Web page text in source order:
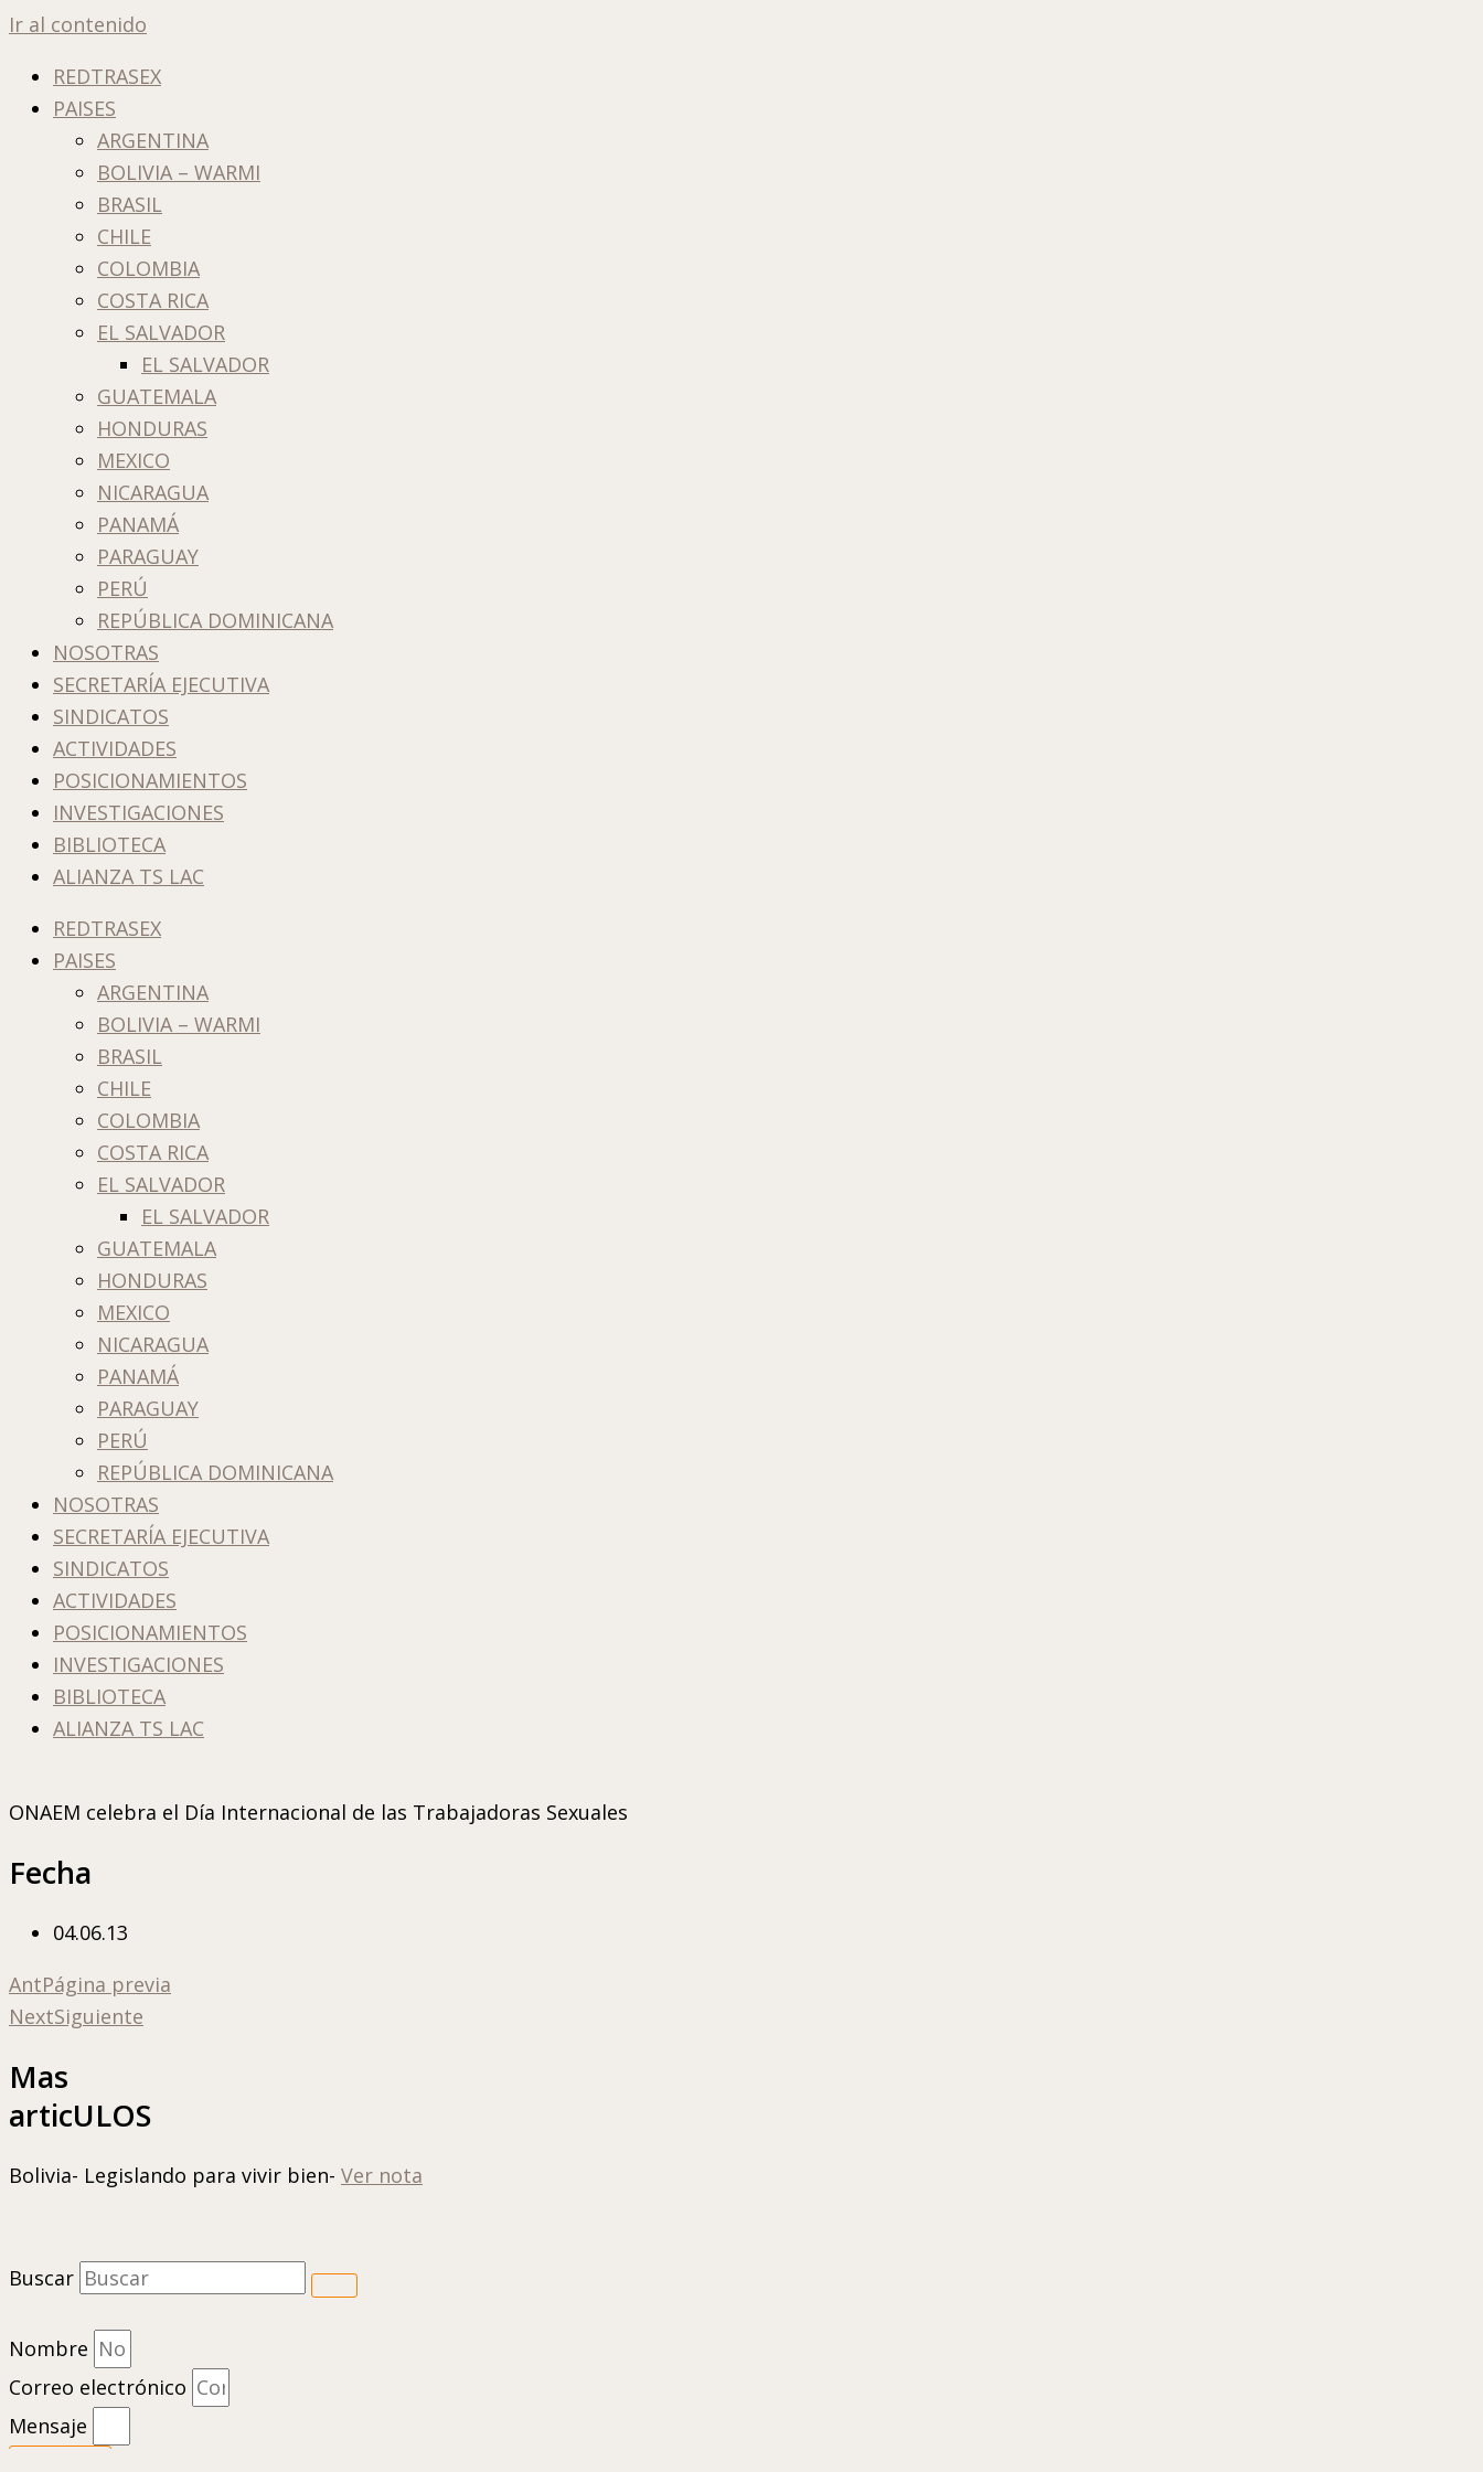
Ir al contenido
REDTRASEX
PAISES
ARGENTINA
BOLIVIA – WARMI
BRASIL
CHILE
COLOMBIA
COSTA RICA
EL SALVADOR
EL SALVADOR
GUATEMALA
HONDURAS
MEXICO
NICARAGUA
PANAMÁ
PARAGUAY
PERÚ
REPÚBLICA DOMINICANA
NOSOTRAS
SECRETARÍA EJECUTIVA
SINDICATOS
ACTIVIDADES
POSICIONAMIENTOS
INVESTIGACIONES
BIBLIOTECA
ALIANZA TS LAC
REDTRASEX
PAISES
ARGENTINA
BOLIVIA – WARMI
BRASIL
CHILE
COLOMBIA
COSTA RICA
EL SALVADOR
EL SALVADOR
GUATEMALA
HONDURAS
MEXICO
NICARAGUA
PANAMÁ
PARAGUAY
PERÚ
REPÚBLICA DOMINICANA
NOSOTRAS
SECRETARÍA EJECUTIVA
SINDICATOS
ACTIVIDADES
POSICIONAMIENTOS
INVESTIGACIONES
BIBLIOTECA
ALIANZA TS LAC
ONAEM celebra el Día Internacional de las Trabajadoras Sexuales
Fecha
04.06.13
AntPágina previa
NextSiguiente
Mas
articULOS
Bolivia- Legislando para vivir bien- Ver nota
Buscar
Nombre
Correo electrónico
Mensaje